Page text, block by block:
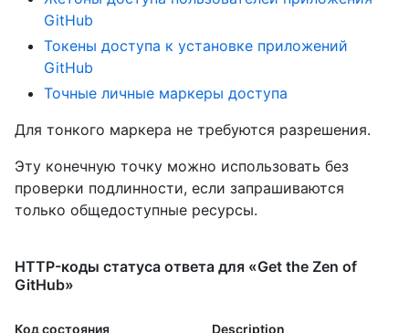
GitHub
Токены доступа к установке приложений
GitHub
Точные личные маркеры доступа
Для тонкого маркера не требуются разрешения.
Эту конечную точку можно использовать без
проверки подлинности, если запрашиваются
только общедоступные ресурсы.
HTTP-коды статуса ответа для «Get the Zen of
GitHub»
Код состояния Description